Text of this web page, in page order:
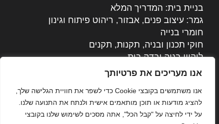
אנו מעריכים את פרטיותך
אנו משתמשים בקובצי Cookie כדי לשפר את חוויית הגלישה שלך,
להציג מודעות או תוכן מותאמים אישית ולנתח את התנועה שלנו.
על ידי לחיצה על "קבל הכל", אתה מסכים לשימוש שלנו בקובצי
בניית בית: המדריך המלא
גמר: עיצוב פנים, אבזור, ריהוט פיתוח וגינון
חומרי בנייה
חוקי תכנון ובניה, תקנות, תקנים
ליקויי בניה ובדק בית
נדל"ן: זכויות, אגרות ועסקאות
עקרונות ניהול אחזקה מתקדמות
צילום אדריכלי
שיווק נדלן